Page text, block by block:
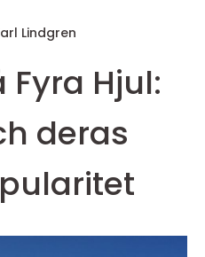
Lindgren
Fyra Hjul:
deras